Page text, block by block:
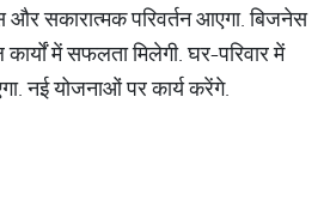
और सकारात्मक परिवर्तन आएगा. बिजनेस
में सफलता मिलेगी. घर-परिवार में
नई योजनाओं पर कार्य करेंगे.